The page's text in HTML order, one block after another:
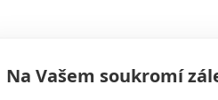
Na Vašem soukromí